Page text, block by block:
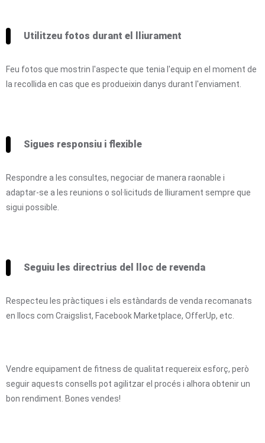
Utilitzeu fotos durant el lliurament
Feu fotos que mostrin l'aspecte que tenia l'equip en el moment de
la recollida en cas que es produeixin danys durant l'enviament.
Sigues responsiu i flexible
Respondre a les consultes, negociar de manera raonable i
adaptar-se a les reunions o sol·licituds de lliurament sempre que
sigui possible.
Seguiu les directrius del lloc de revenda
Respecteu les pràctiques i els estàndards de venda recomanats
en llocs com Craigslist, Facebook Marketplace, OfferUp, etc.
Vendre equipament de fitness de qualitat requereix esforç, però
seguir aquests consells pot agilitzar el procés i alhora obtenir un
bon rendiment. Bones vendes!